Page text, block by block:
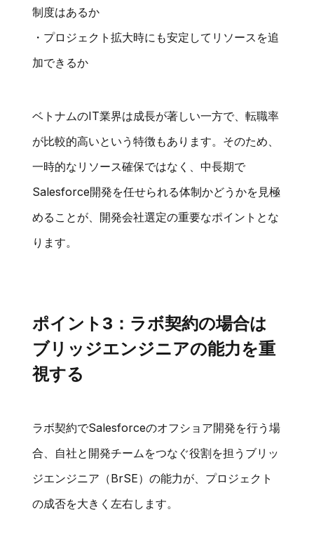
制度はあるか
・プロジェクト拡大時にも安定してリソースを追
加できるか
ベトナムのIT業界は成長が著しい一方で、転職率
が比較的高いという特徴もあります。そのため、
一時的なリソース確保ではなく、中長期で
Salesforce開発を任せられる体制かどうかを見極
めることが、開発会社選定の重要なポイントとな
ります。
ポイント3：ラボ契約の場合は
ブリッジエンジニアの能力を重
視する
ラボ契約でSalesforceのオフショア開発を行う場
合、自社と開発チームをつなぐ役割を担うブリッ
ジエンジニア（BrSE）の能力が、プロジェクト
の成否を大きく左右します。